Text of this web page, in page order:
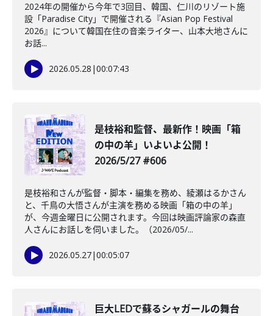
2024年の開催から今年で3回目、韓国、仁川のリゾート施
設「Paradise City」で開催される『Asian Pop Festival
2026』について韓国在住の音楽ライター、山本大地さんに
お話...
2026.05.28 |00:07:43
是枝裕和監督、最新作！映画「箱
の中の羊」いよいよ公開！
2026/5/27 #606
是枝裕和さんが監督・脚本・編集を務め、綾瀬はるかさん
と、千鳥の大悟さんが主演を務める映画「箱の中の羊」
が、今週金曜日に公開されます。今回は映画評論家の森直
人さんにお話しを伺いました。（2026/05/...
2026.05.27|00:05:07
️巨大LEDで蘇るシャガールの舞台